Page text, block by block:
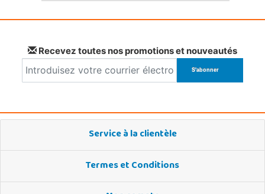
Recevez toutes nos promotions et nouveautés
Service à la clientèle
Termes et Conditions